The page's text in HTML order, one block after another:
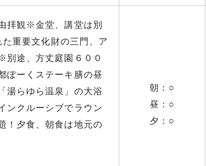
拝観※金堂、講堂は別
重要文化財の三門、ア
別途、方丈庭園６００
ぽーくステーキ膳の昼
湯らゆら温泉」の大浴
ンクルーシブでラウン
！夕食、朝食は地元の
朝：○
昼：○
夕：○